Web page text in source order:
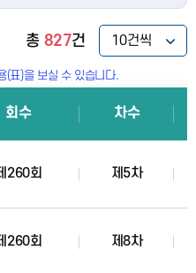
총 827건
(표)을 보실 수 있습니다.
회수 차수
260회 제5차
260회 제8차